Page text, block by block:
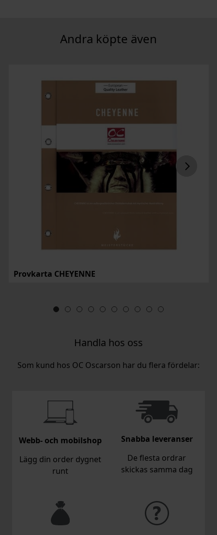
Provkarta CHEYENNE
Handla hos oss
Som kund hos OC Oscarson har du flera fördelar:
Webb- och mobilshop
Lägg din order dygnet
runt
Snabba leveranser
De flesta ordrar
skickas samma dag